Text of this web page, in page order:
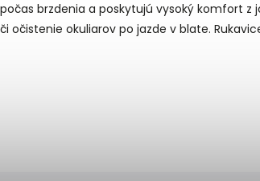
brzdenia a poskytujú vysoký komfort z
očistenie okuliarov po jazde v blate.